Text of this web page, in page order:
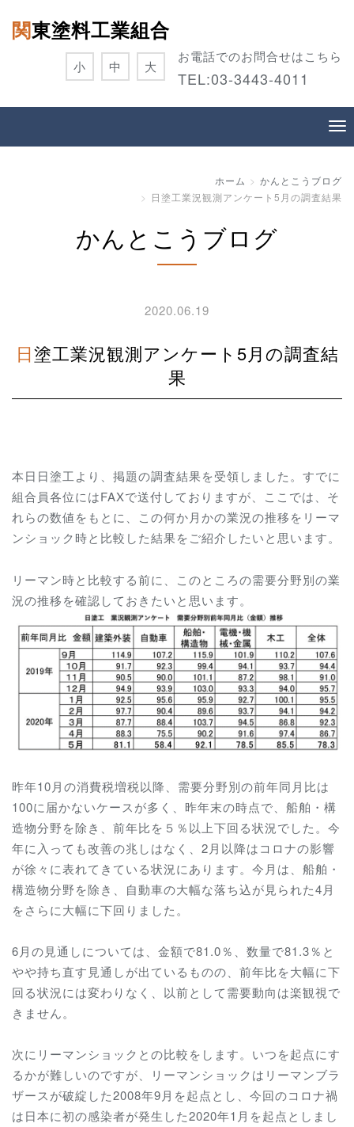
関東塗料工業組合
お電話でのお問合せはこちら
TEL:03-3443-4011
小 中 大
ホーム
かんとこうブログ
日塗工業況観測アンケート5月の調査結果
かんとこうブログ
2020.06.19
日塗工業況観測アンケート5月の調査結
果
本日日塗工より、掲題の調査結果を受領しました。すでに
組合員各位にはFAXで送付しておりますが、ここでは、そ
れらの数値をもとに、この何か月かの業況の推移をリーマ
ンショック時と比較した結果をご紹介したいと思います。
リーマン時と比較する前に、このところの需要分野別の業
況の推移を確認しておきたいと思います。
昨年10月の消費税増税以降、需要分野別の前年同月比は
100に届かないケースが多く、昨年末の時点で、船舶・構
造物分野を除き、前年比を５％以上下回る状況でした。今
年に入っても改善の兆しはなく、2月以降はコロナの影響
が徐々に表れてきている状況にあります。今月は、船舶・
構造物分野を除き、自動車の大幅な落ち込が見られた4月
をさらに大幅に下回りました。
6月の見通しについては、金額で81.0％、数量で81.3％と
やや持ち直す見通しが出ているものの、前年比を大幅に下
回る状況には変わりなく、以前として需要動向は楽観視で
きません。
次にリーマンショックとの比較をします。いつを起点にす
るかが難しいのですが、リーマンショックはリーマンブラ
ザースが破綻した2008年9月を起点とし、今回のコロナ禍
は日本に初の感染者が発生した2020年1月を起点としまし